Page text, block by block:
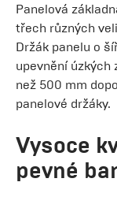
Panelová
třech různých
Držák panelu o
upevnění úzkých
než 500 mm
panelové držáky.
Vysoce
pevné